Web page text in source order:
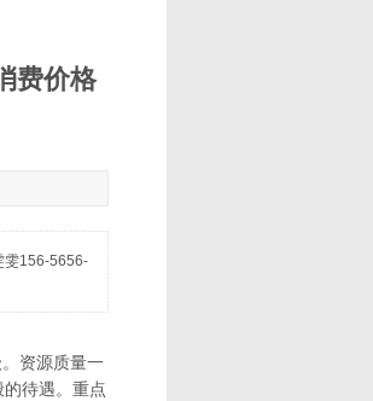
费价格
雯156-5656-
资源质量一
待遇。重点